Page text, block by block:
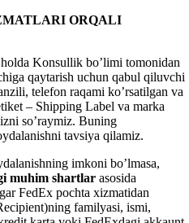
ORQALI
Konsullik bo’limi tomonidan
qaytarish uchun qabul qiluvchi
telefon raqami ko’rsatilgan va
– Shipping Label va marka
so’raymiz. Buning
tavsiya qilamiz.
imkoni bo’lmasa,
muhim shartlar asosida
FedEx pochta xizmatidan
familyasi, ismi,